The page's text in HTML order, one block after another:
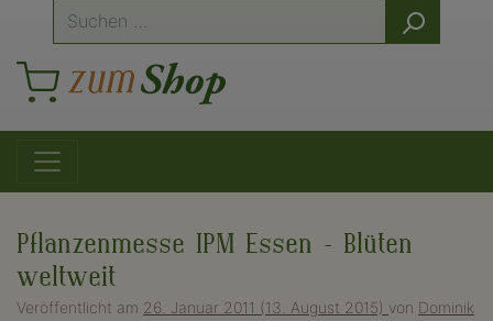
Suche
nach:
Hauptnavigation
Pflanzenmesse IPM Essen – Blüten
weltweit
Veröffentlicht am 26. Januar 2011 (13. August 2015) von Dominik